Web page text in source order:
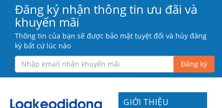
Đăng ký nhận thông tin ưu đãi và
khuyến mãi
Thông tin của bạn sẽ được bảo mật tuyệt đối và hủy đăng
ký bất cứ lúc nào
Đăng ký
GIỚI THIỆU